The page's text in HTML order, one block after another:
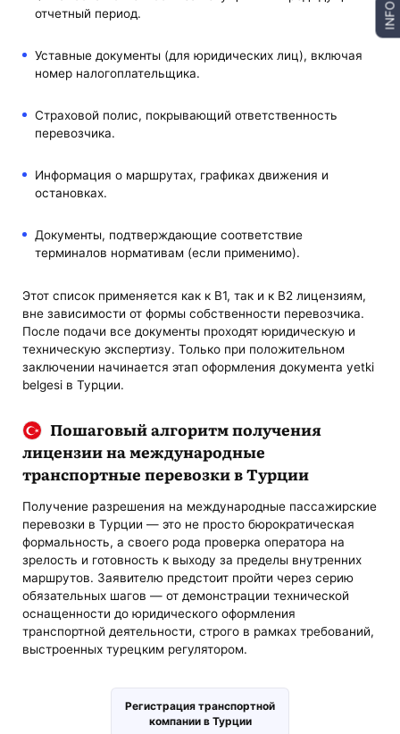
отчетный период.
Уставные документы (для юридических лиц), включая
номер налогоплательщика.
Страховой полис, покрывающий ответственность
перевозчика.
Информация о маршрутах, графиках движения и
остановках.
Документы, подтверждающие соответствие
терминалов нормативам (если применимо).
Этот список применяется как к B1, так и к B2 лицензиям,
вне зависимости от формы собственности перевозчика.
После подачи все документы проходят юридическую и
техническую экспертизу. Только при положительном
заключении начинается этап оформления документа yetki
belgesi в Турции.
Пошаговый алгоритм получения
лицензии на международные
транспортные перевозки в Турции
Получение разрешения на международные пассажирские
перевозки в Турции — это не просто бюрократическая
формальность, а своего рода проверка оператора на
зрелость и готовность к выходу за пределы внутренних
маршрутов. Заявителю предстоит пройти через серию
обязательных шагов — от демонстрации технической
оснащенности до юридического оформления
транспортной деятельности, строго в рамках требований,
выстроенных турецким регулятором.
Регистрация транспортной
компании в Турции
INFO